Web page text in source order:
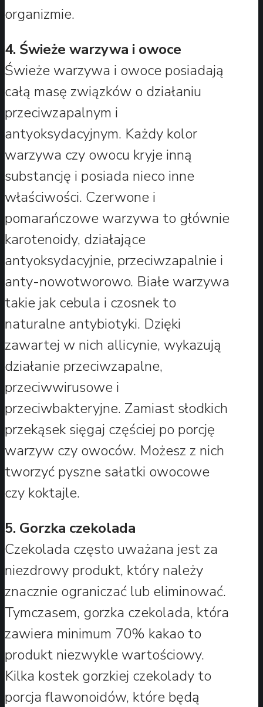
organizmie.
4. Świeże warzywa i owoce
Świeże warzywa i owoce posiadają
całą masę związków o działaniu
przeciwzapalnym i
antyoksydacyjnym. Każdy kolor
warzywa czy owocu kryje inną
substancję i posiada nieco inne
właściwości. Czerwone i
pomarańczowe warzywa to głównie
karotenoidy, działające
antyoksydacyjnie, przeciwzapalnie i
anty-nowotworowo. Białe warzywa
takie jak cebula i czosnek to
naturalne antybiotyki. Dzięki
zawartej w nich allicynie, wykazują
działanie przeciwzapalne,
przeciwwirusowe i
przeciwbakteryjne. Zamiast słodkich
przekąsek sięgaj częściej po porcję
warzyw czy owoców. Możesz z nich
tworzyć pyszne sałatki owocowe
czy koktajle.
5. Gorzka czekolada
Czekolada często uważana jest za
niezdrowy produkt, który należy
znacznie ograniczać lub eliminować.
Tymczasem, gorzka czekolada, która
zawiera minimum 70% kakao to
produkt niezwykle wartościowy.
Kilka kostek gorzkiej czekolady to
porcja flawonoidów, które będą